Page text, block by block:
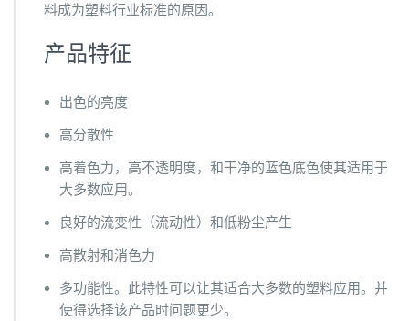
料成为塑料行业标准的原因。
产品特征
出色的亮度
高分散性
高着色力，高不透明度，和干净的蓝色底色使其适用于
大多数应用。
良好的流变性（流动性）和低粉尘产生
高散射和消色力
多功能性。此特性可以让其适合大多数的塑料应用。并
使得选择该产品时问题更少。